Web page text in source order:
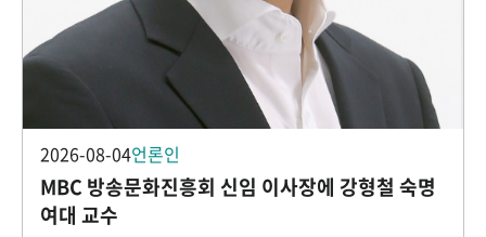
2026-08-04언론인
MBC 방송문화진흥회 신임 이사장에 강형철 숙명
여대 교수